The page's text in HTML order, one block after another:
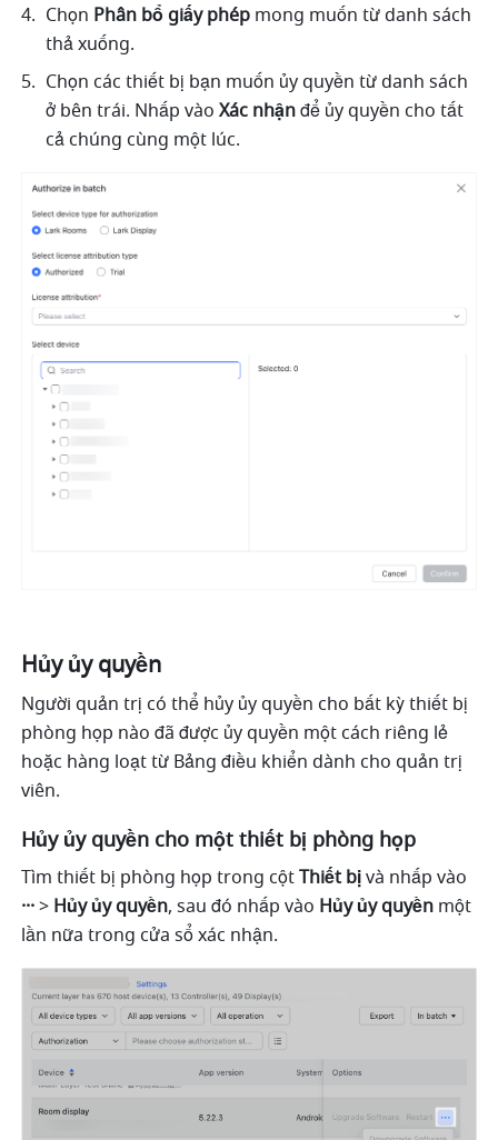
Chọn Phân bổ giấy phép mong muốn từ danh sách
thả xuống.
Chọn các thiết bị bạn muốn ủy quyền từ danh sách
ở bên trái. Nhấp vào Xác nhận để ủy quyền cho tất
cả chúng cùng một lúc.
Hủy ủy quyền
Người quản trị có thể hủy ủy quyền cho bất kỳ thiết bị
phòng họp nào đã được ủy quyền một cách riêng lẻ
hoặc hàng loạt từ Bảng điều khiển dành cho quản trị
viên.
Hủy ủy quyền cho một thiết bị phòng họp
Tìm thiết bị phòng họp trong cột Thiết bị
··· > Hủy ủy quyền, sau đó nhấp vào Hủy ủy quyền một
lần nữa trong cửa sổ xác nhận.